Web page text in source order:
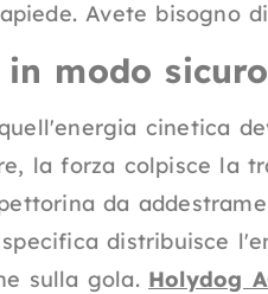
Avete bisogno
modo sicuro
cinetica
la forza colpisce la
da
distribuisce
sulla gola. Holydog